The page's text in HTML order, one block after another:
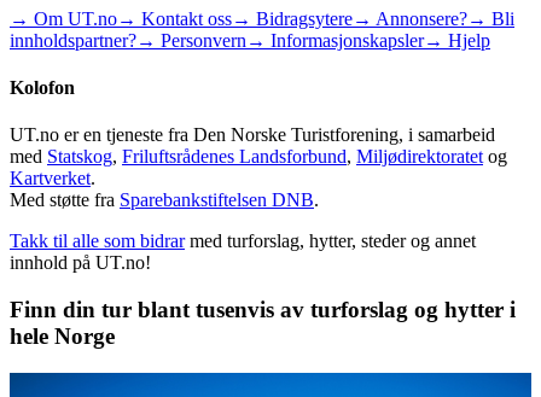
→ Om UT.no→ Kontakt oss→ Bidragsytere→ Annonsere?→ Bli
innholdspartner?→ Personvern → Informasjonskapsler→ Hjelp
Kolofon
UT.no er en tjeneste fra Den Norske Turistforening, i samarbeid
med Statskog, Friluftsrådenes Landsforbund, Miljødirektoratet og
Kartverket.
Med støtte fra Sparebankstiftelsen DNB.
Takk til alle som bidrar med turforslag, hytter, steder og annet
innhold på UT.no!
Finn din tur blant tusenvis av turforslag og hytter i
hele Norge